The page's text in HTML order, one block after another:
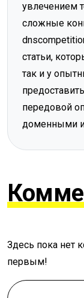
увлечением
сложные
статьи,
так и у
передовой
доменными
Здесь пока нет
первым!